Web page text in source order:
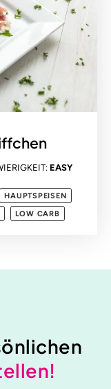
EASY
HAUPTSPEISEN
LOW CARB